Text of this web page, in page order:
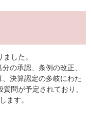
した。
の承認、条例の改正、
決算認定の多岐にわた
問が予定されており、
ます。